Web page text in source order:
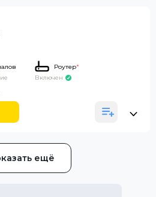
Роутер*
Включен
ещё